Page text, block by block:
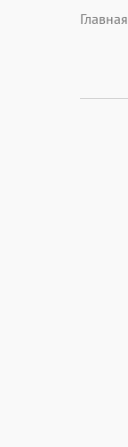
Главная